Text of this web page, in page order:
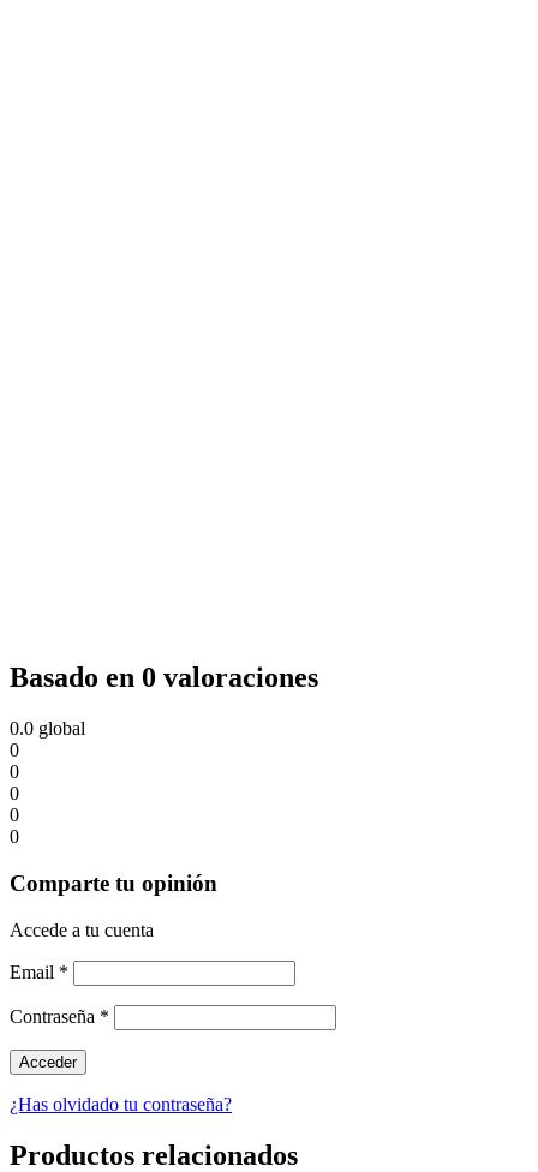
Basado en 0 valoraciones
0.0 global
0
0
0
0
0
Comparte tu opinión
Accede a tu cuenta
Email *
Contraseña *
¿Has olvidado tu contraseña?
Productos relacionados